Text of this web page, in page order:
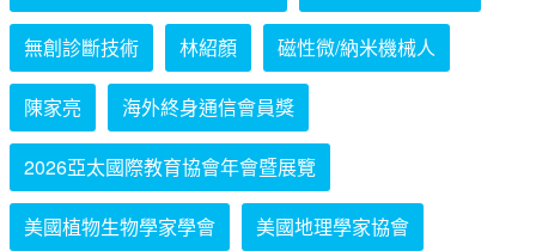
無創診斷技術 林紹顏 磁性微/納米機械人
陳家亮 海外終身通信會員獎
2026亞太國際教育協會年會暨展覽
美國植物生物學家學會 美國地理學家協會